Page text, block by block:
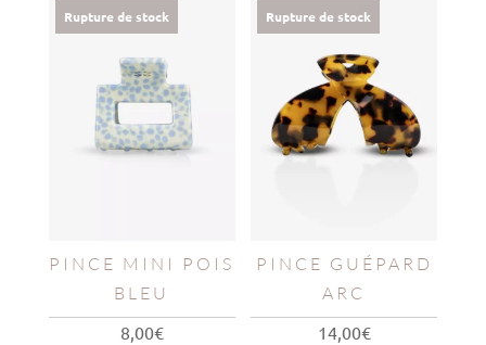
Rupture de stock
PINCE MINI POIS
BLEU
8,00€
Rupture de stock
PINCE GUÉPARD
ARC
14,00€